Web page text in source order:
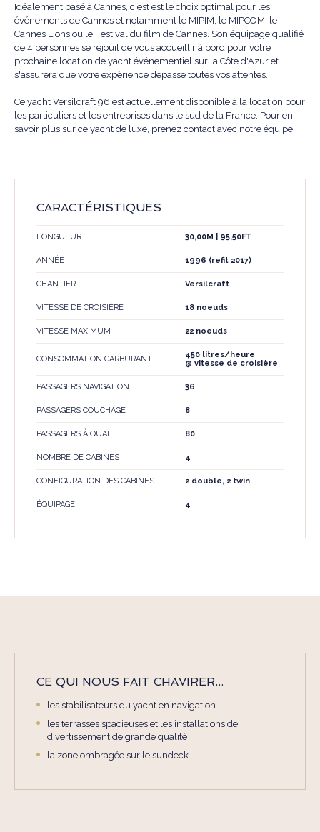
Idéalement basé à Cannes, c'est est le choix optimal pour les
événements de Cannes et notamment le MIPIM, le MIPCOM, le
Cannes Lions ou le Festival du film de Cannes. Son équipage qualifié
de 4 personnes se réjouit de vous accueillir à bord pour votre
prochaine location de yacht événementiel sur la Côte d'Azur et
s'assurera que votre expérience dépasse toutes vos attentes.
Ce yacht Versilcraft 96 est actuellement disponible à la location pour
les particuliers et les entreprises dans le sud de la France. Pour en
savoir plus sur ce yacht de luxe, prenez contact avec notre équipe.
CARACTÉRISTIQUES
LONGUEUR 30,00M | 95,50FT
ANNÉE 1996 (refit 2017)
CHANTIER Versilcraft
VITESSE DE CROISIÈRE 18 noeuds
VITESSE MAXIMUM 22 noeuds
CONSOMMATION CARBURANT
450 litres/heure
@ vitesse de croisière
PASSAGERS NAVIGATION 36
PASSAGERS COUCHAGE 8
PASSAGERS À QUAI 80
NOMBRE DE CABINES 4
CONFIGURATION DES CABINES 2 double, 2 twin
ÉQUIPAGE 4
CE QUI NOUS FAIT CHAVIRER...
les stabilisateurs du yacht en navigation
les terrasses spacieuses et les installations de
divertissement de grande qualité
la zone ombragée sur le sundeck